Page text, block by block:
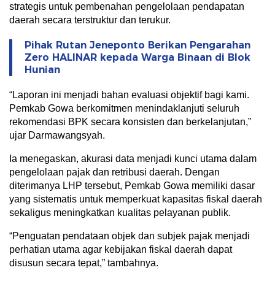
strategis untuk pembenahan pengelolaan pendapatan
daerah secara terstruktur dan terukur.
Pihak Rutan Jeneponto Berikan Pengarahan
Zero HALINAR kepada Warga Binaan di Blok
Hunian
“Laporan ini menjadi bahan evaluasi objektif bagi kami.
Pemkab Gowa berkomitmen menindaklanjuti seluruh
rekomendasi BPK secara konsisten dan berkelanjutan,”
ujar Darmawangsyah.
Ia menegaskan, akurasi data menjadi kunci utama dalam
pengelolaan pajak dan retribusi daerah. Dengan
diterimanya LHP tersebut, Pemkab Gowa memiliki dasar
yang sistematis untuk memperkuat kapasitas fiskal daerah
sekaligus meningkatkan kualitas pelayanan publik.
“Penguatan pendataan objek dan subjek pajak menjadi
perhatian utama agar kebijakan fiskal daerah dapat
disusun secara tepat,” tambahnya.